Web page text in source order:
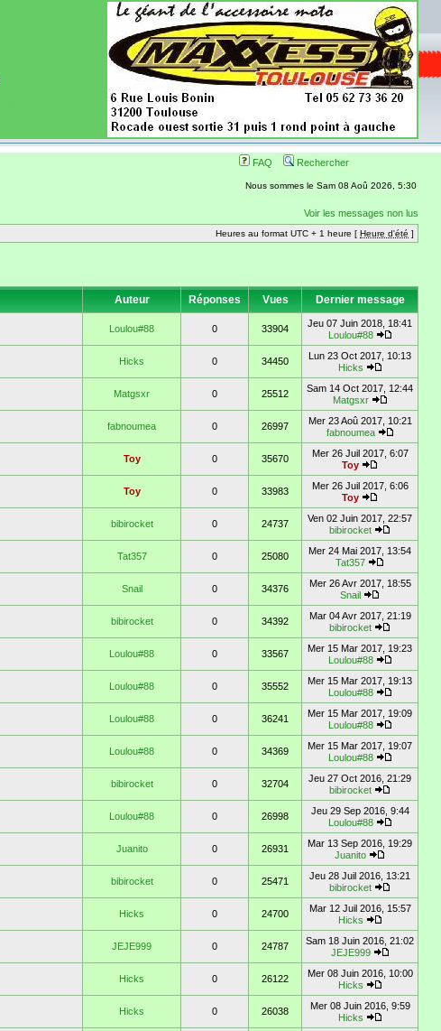
FAQ Rechercher
Nous sommes le Sam 08 Aoû 2026, 5:30
Voir les messages non lus
Heures au format UTC + 1 heure [ Heure d'été ]
Auteur Réponses Vues
Dernier message
Loulou#88 0 33904
Jeu 07 Juin 2018, 18:41
Loulou#88
Hicks 0 34450
Lun 23 Oct 2017, 10:13
Hicks
Matgsxr 0 25512
Sam 14 Oct 2017, 12:44
Matgsxr
fabnoumea 0 26997
Mer 23 Aoû 2017, 10:21
fabnoumea
Toy 0 35670
Mer 26 Juil 2017, 6:07
Toy
Toy 0 33983
Mer 26 Juil 2017, 6:06
Toy
bibirocket 0 24737
Ven 02 Juin 2017, 22:57
bibirocket
Tat357 0 25080
Mer 24 Mai 2017, 13:54
Tat357
Snail 0 34376
Mer 26 Avr 2017, 18:55
Snail
bibirocket 0 34392
Mar 04 Avr 2017, 21:19
bibirocket
Loulou#88 0 33567
Mer 15 Mar 2017, 19:23
Loulou#88
Loulou#88 0 35552
Mer 15 Mar 2017, 19:13
Loulou#88
Loulou#88 0 36241
Mer 15 Mar 2017, 19:09
Loulou#88
Loulou#88 0 34369
Mer 15 Mar 2017, 19:07
Loulou#88
bibirocket 0 32704
Jeu 27 Oct 2016, 21:29
bibirocket
Loulou#88 0 26998
Jeu 29 Sep 2016, 9:44
Loulou#88
Juanito 0 26931
Mar 13 Sep 2016, 19:29
Juanito
bibirocket 0 25471
Jeu 28 Juil 2016, 13:21
bibirocket
Hicks 0 24700
Mar 12 Juil 2016, 15:57
Hicks
JEJE999 0 24787
Sam 18 Juin 2016, 21:02
JEJE999
Hicks 0 26122
Mer 08 Juin 2016, 10:00
Hicks
Hicks 0 26038
Mer 08 Juin 2016, 9:59
Hicks